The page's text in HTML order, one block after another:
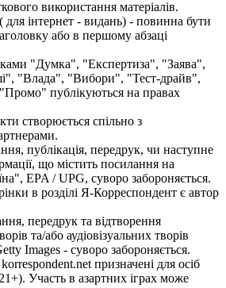
використання матеріалів.
для інтернет - видань) - повинна бути
або в першому абзаці
"Думка", "Експертиза", "Заява",
"Влада", "Вибори", "Тест-драйв",
публікуються на правах
створюється спільно з
публікація, передрук, чи наступне
що містить посилання на
EPA / UPG, суворо забороняється.
в розділі Я-Корреспондент є автор
передрук та відтворення
та/або аудіовізуальних творів
Images - суворо забороняється.
призначені для осіб
Участь в азартних іграх може